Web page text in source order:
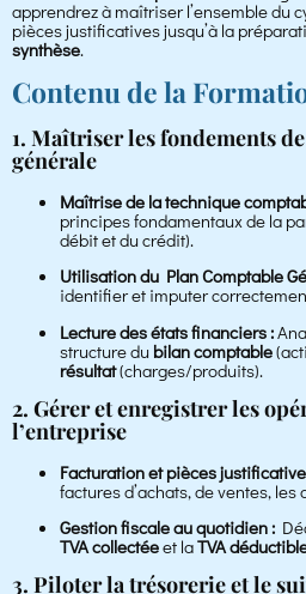
apprendrez à maîtriser l’ensemble du
pièces justificatives jusqu’à la
synthèse.
Contenu de la
1. Maîtriser les fondements
générale
Maîtrise de la technique
principes fondamentaux de la
débit et du crédit).
Utilisation du Plan Comptable
identifier et imputer
Lecture des états financiers :
structure du bilan comptable
résultat(charges/produits).
2. Gérer et enregistrer les
l’entreprise
Facturation et pièces
factures d’achats, de ventes,
Gestion fiscale au quotidien :
TVA collectéeet laTVA
3. Piloter la trésorerie et le